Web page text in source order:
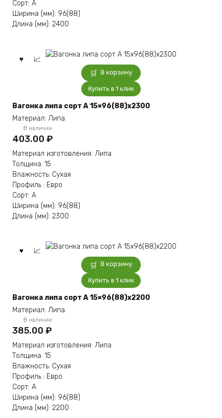
Сорт: А
Ширина (мм): 96(88)
Длина (мм): 2400
В корзину
Купить в 1 клик
Вагонка липа сорт А 15×96(88)x2300
Материал: Липа
В наличии
403.00 ₽
Материал изготовления: Липа
Толщина: 15
Влажность: Сухая
Профиль : Евро
Сорт: А
Ширина (мм): 96(88)
Длина (мм): 2300
В корзину
Купить в 1 клик
Вагонка липа сорт А 15×96(88)x2200
Материал: Липа
В наличии
385.00 ₽
Материал изготовления: Липа
Толщина: 15
Влажность: Сухая
Профиль : Евро
Сорт: А
Ширина (мм): 96(88)
Длина (мм): 2200